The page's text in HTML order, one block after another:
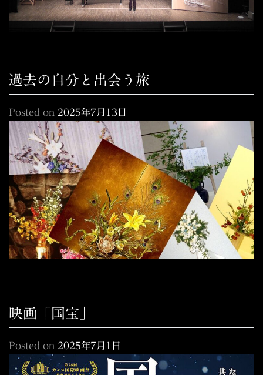
過去の自分と出会う旅
Posted on 2025年7月13日
映画「国宝」
Posted on 2025年7月1日